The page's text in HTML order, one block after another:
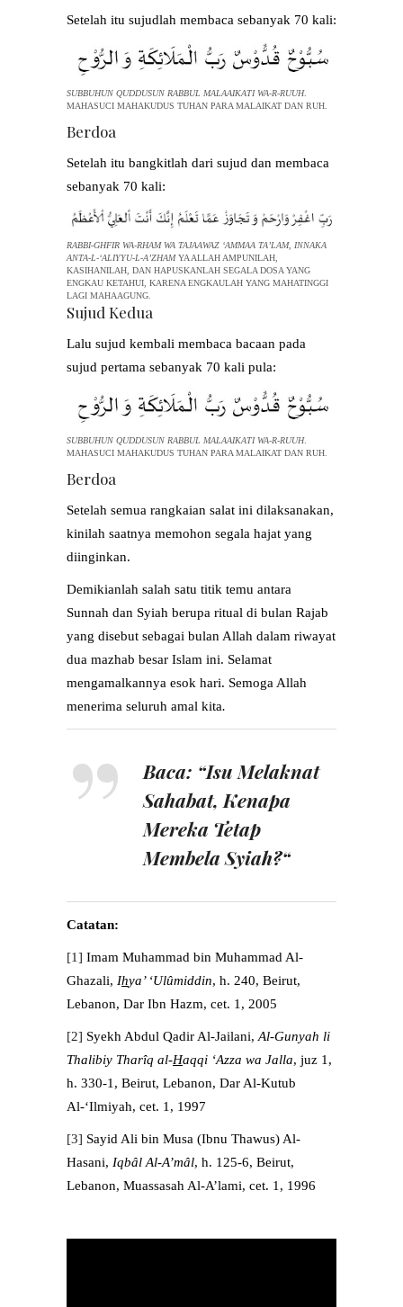
Setelah itu sujudlah membaca sebanyak 70 kali:
SUBBUHUN QUDDUSUN RABBUL MALAAIKATI WA-R-RUUH.
MAHASUCI MAHAKUDUS TUHAN PARA MALAIKAT DAN RUH.
Berdoa
Setelah itu bangkitlah dari sujud dan membaca
sebanyak 70 kali:
RABBI-GHFIR WA-RHAM WA TAJAAWAZ ‘AMMAA TA’LAM, INNAKA
ANTA-L-‘ALIYYU-L-A’ZHAMYA ALLAH AMPUNILAH,
KASIHANILAH, DAN HAPUSKANLAH SEGALA DOSA YANG
ENGKAU KETAHUI, KARENA ENGKAULAH YANG MAHATINGGI
LAGI MAHAAGUNG.
Sujud Kedua
Lalu sujud kembali membaca bacaan pada
sujud pertama sebanyak 70 kali pula:
SUBBUHUN QUDDUSUN RABBUL MALAAIKATI WA-R-RUUH.
MAHASUCI MAHAKUDUS TUHAN PARA MALAIKAT DAN RUH.
Berdoa
Setelah semua rangkaian salat ini dilaksanakan,
kinilah saatnya memohon segala hajat yang
diinginkan.
Demikianlah salah satu titik temu antara
Sunnah dan Syiah berupa ritual di bulan Rajab
yang disebut sebagai bulan Allah dalam riwayat
dua mazhab besar Islam ini. Selamat
mengamalkannya esok hari. Semoga Allah
menerima seluruh amal kita.
Baca: “Isu Melaknat
Sahabat, Kenapa
Mereka Tetap
Membela Syiah?“
Catatan:
[1] Imam Muhammad bin Muhammad Al-
Ghazali, Ihya’ ‘Ulûmiddin, h. 240, Beirut,
Lebanon, Dar Ibn Hazm, cet. 1, 2005
[2] Syekh Abdul Qadir Al-Jailani, Al-Gunyah li
Thalibiy Tharîq al-Haqqi ‘Azza wa Jalla, juz 1,
h. 330-1, Beirut, Lebanon, Dar Al-Kutub
Al-‘Ilmiyah, cet. 1, 1997
[3] Sayid Ali bin Musa (Ibnu Thawus) Al-
Hasani, Iqbâl Al-A’mâl, h. 125-6, Beirut,
Lebanon, Muassasah Al-A’lami, cet. 1, 1996